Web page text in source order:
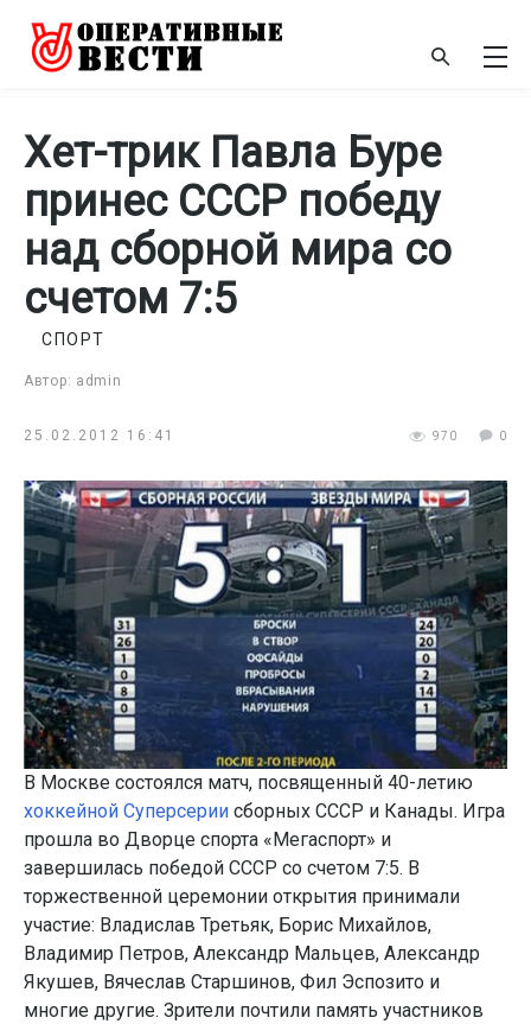
Хет-трик Павла Буре
принес СССР победу
над сборной мира со
счетом 7:5
Автор: admin
СПОРТ
25.02.2012 16:41 970 0
В Москве состоялся матч, посвященный 40-летию
хоккейной Суперсерии сборных СССР и Канады. Игра
прошла во Дворце спорта «Мегаспорт» и
завершилась победой СССР со счетом 7:5. В
торжественной церемонии открытия принимали
участие: Владислав Третьяк, Борис Михайлов,
Владимир Петров, Александр Мальцев, Александр
Якушев, Вячеслав Старшинов, Фил Эспозито и
многие другие. Зрители почтили память участников